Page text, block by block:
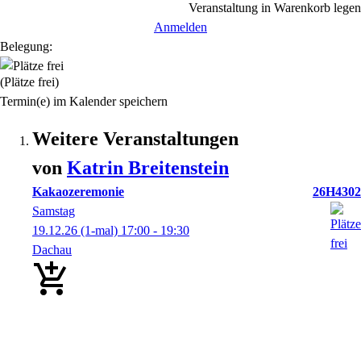
Veranstaltung in Warenkorb legen
Anmelden
Belegung:
(Plätze frei)
Termin(e) im Kalender speichern
Weitere Veranstaltungen
von Katrin Breitenstein
Kakaozeremonie
26H4302
Samstag
19.12.26 (1-mal) 17:00 - 19:30
Dachau